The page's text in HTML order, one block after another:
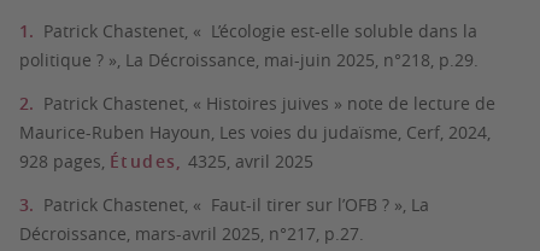
Patrick Chastenet, « L’écologie est-elle soluble dans la
politique ? », La Décroissance, mai-juin 2025, n°218, p.29.
Patrick Chastenet, « Histoires juives » note de lecture de
Maurice-Ruben Hayoun, Les voies du judaïsme, Cerf, 2024,
928 pages, Études, 4325, avril 2025
Patrick Chastenet, « Faut-il tirer sur l’OFB ? », La
Décroissance, mars-avril 2025, n°217, p.27.